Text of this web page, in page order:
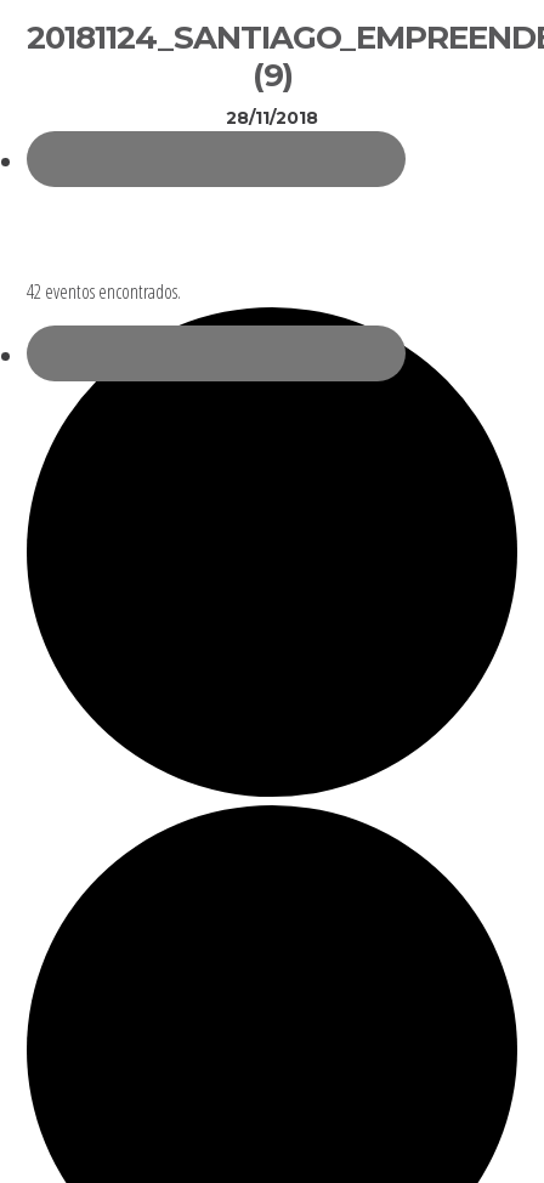
(9)
28/11/2018
Sidebar
42 eventos encontrados.